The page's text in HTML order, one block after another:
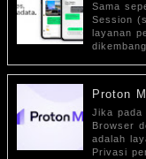
Sama
Session
layanan
Proton
Jika pada
Browser
adalah
Privasi